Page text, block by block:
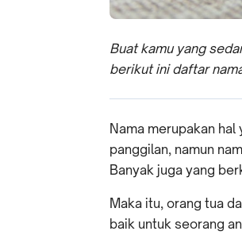
Buat kamu yang
berikut ini daftar
Nama merupakan
panggilan, namun
Banyak juga yang
Maka itu, orang tua
baik untuk seorang